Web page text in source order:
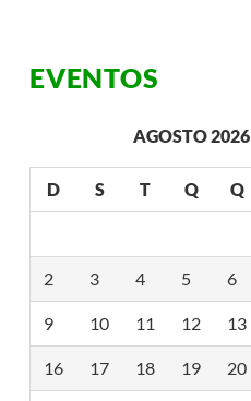
EVENTOS
AGOSTO 2026
D S T Q Q
2 3 4 5 6
9 10 11 12 13
16 17 18 19 20